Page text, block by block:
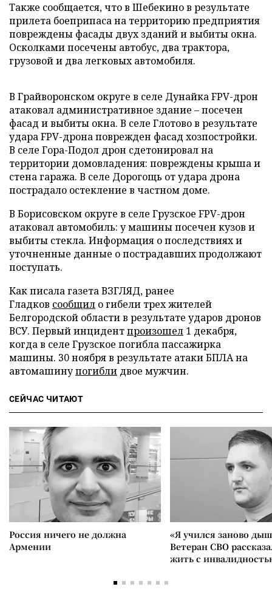
Также сообщается, что в Шебекино в результате
прилета боеприпаса на территорию предприятия
повреждены фасады двух зданий и выбиты окна.
Осколками посечены автобус, два трактора,
грузовой и два легковых автомобиля.
В Грайворонском округе в селе Дунайка FPV-дрон
атаковал административное здание – посечен
фасад и выбиты окна. В селе Глотово в результате
удара FPV-дрона поврежден фасад хозпостройки.
В селе Гора-Подол дрон сдетонировал на
территории домовладения: повреждены крыша и
стена гаража. В селе Дорогощь от удара дрона
пострадало остекление в частном доме.
В Борисовском округе в селе Грузское FPV-дрон
атаковал автомобиль: у машины посечен кузов и
выбиты стекла. Информация о последствиях и
уточненные данные о пострадавших продолжают
поступать.
Как писала газета ВЗГЛЯД, ранее
Гладков сообщил о гибели трех жителей
Белгородской области в результате ударов дронов
ВСУ. Первый инцидентпроизошел 1 декабря,
когда в селе Грузское погибла пассажирка
машины. 30 ноября в результате атаки БПЛА на
автомашинупогибли двое мужчин.
СЕЙЧАС ЧИТАЮТ
Россия ничего не должна
Армении
«Я учился заново
Ветеран СВО
жить с